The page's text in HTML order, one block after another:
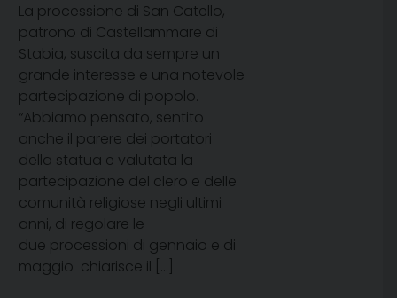
La processione di San Catello,
patrono di Castellammare di
Stabia, suscita da sempre un
grande interesse e una notevole
partecipazione di popolo.
“Abbiamo pensato, sentito
anche il parere dei portatori
della statua e valutata la
partecipazione del clero e delle
comunità religiose negli ultimi
anni, di regolare le
due processioni di gennaio e di
maggio  chiarisce il […]